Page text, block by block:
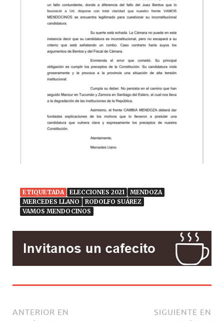
ETIQUETADA ELECCIONES 2021
MENDOZA
MERCEDES LLANO
RODOLFO SUÁREZ
VAMOS MENDOCINOS
ANTERIOR EN
SIGUIENTE EN